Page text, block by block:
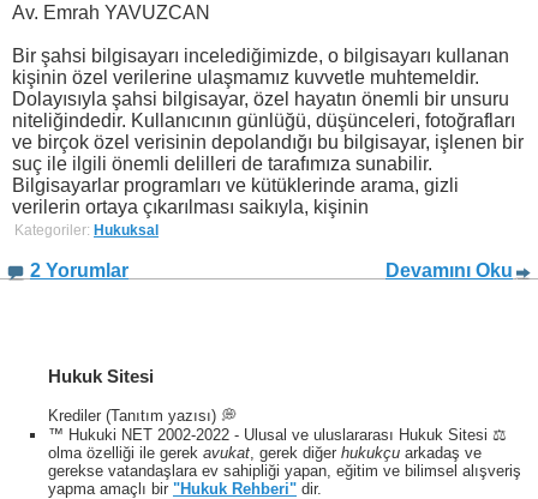
Av. Emrah YAVUZCAN
Bir şahsi bilgisayarı incelediğimizde, o bilgisayarı kullanan
kişinin özel verilerine ulaşmamız kuvvetle muhtemeldir.
Dolayısıyla şahsi bilgisayar, özel hayatın önemli bir unsuru
niteliğindedir. Kullanıcının günlüğü, düşünceleri, fotoğrafları
ve birçok özel verisinin depolandığı bu bilgisayar, işlenen bir
suç ile ilgili önemli delilleri de tarafımıza sunabilir.
Bilgisayarlar programları ve kütüklerinde arama, gizli
verilerin ortaya çıkarılması saikıyla, kişinin
Kategoriler: Hukuksal
2 Yorumlar Devamını Oku
Hukuk Sitesi
Krediler (Tanıtım yazısı) 💭
™ Hukuki NET 2002-2022 - Ulusal ve uluslararası Hukuk Sitesi ⚖️
olma özelliği ile gerek avukat , gerek diğer hukukçu arkadaş ve
gerekse vatandaşlara ev sahipliği yapan, eğitim ve bilimsel alışveriş
yapma amaçlı bir "Hukuk Rehberi" dir.